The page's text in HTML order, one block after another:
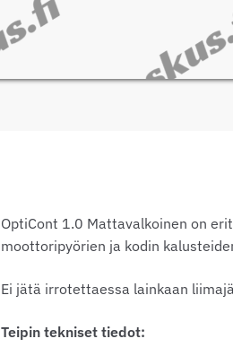
OptiCont 1.0 Mattavalkoinen on
moottoripyörien ja kodin
Ei jätä irrotettaessa lainkaan
Teipin tekniset tiedot: